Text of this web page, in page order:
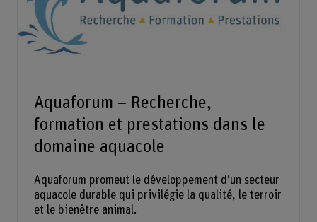
Aquaforum – Recherche,
formation et prestations dans le
domaine aquacole
Aquaforum promeut le développement d’un secteur
aquacole durable qui privilégie la qualité, le terroir
et le bienêtre animal.